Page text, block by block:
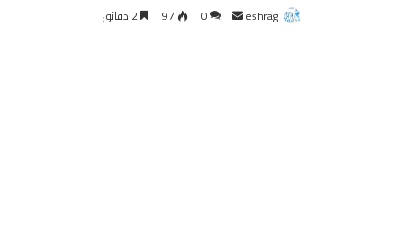
eshrag
أرسل 0
97 2 دقائق